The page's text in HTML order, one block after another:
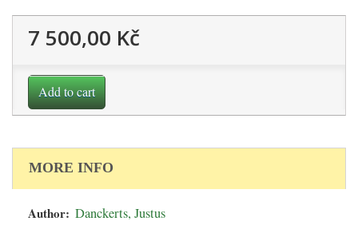
7 500,00 Kč
Add to cart
MORE INFO
Author: Danckerts, Justus